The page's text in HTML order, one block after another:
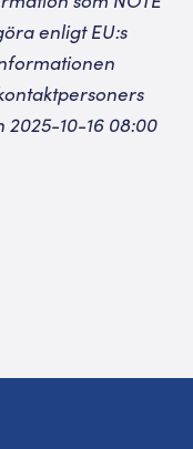
enligt EU:s
10-16 08:00